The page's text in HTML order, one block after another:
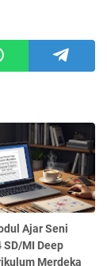
Ajar Seni
SD/MI Deep
Merdeka